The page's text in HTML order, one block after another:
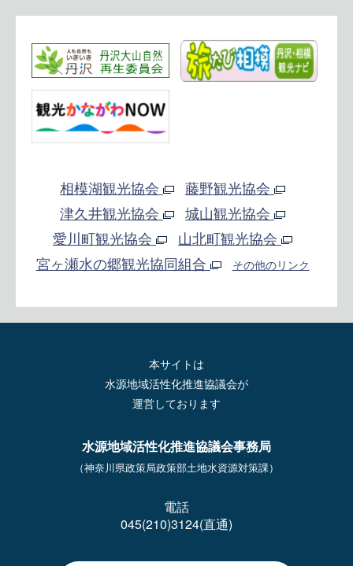
相模湖観光協会
藤野観光協会
津久井観光協会
城山観光協会
愛川町観光協会
山北町観光協会
宮ヶ瀬水の郷観光協同組合
その他のリンク
本サイトは
水源地域活性化推進協議会が
運営しております
水源地域活性化推進協議会事務局
（神奈川県政策局政策部土地水資源対策課）
電話
045(210)3124(直通)